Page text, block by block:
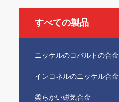
すべての製品
ニッケルのコバルトの合金
インコネルのニッケル合金
柔らかい磁気合金